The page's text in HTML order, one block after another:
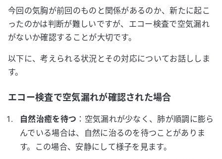
今回の気胸が前回のものと関係があるのか、新たに起こ
ったのかは判断が難しいですが、エコー検査で空気漏れ
がないか確認することが大切です。
以下に、考えられる状況とその対応についてお話ししま
す。
エコー検査で空気漏れが確認された場合
自然治癒を待つ ：空気漏れが少なく、肺が順調に膨ら
んでいる場合は、自然に治るのを待つことがありま
す。この場合、安静にして様子を見ます。